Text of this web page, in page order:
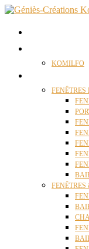
KOMILFO
FENÊTRES